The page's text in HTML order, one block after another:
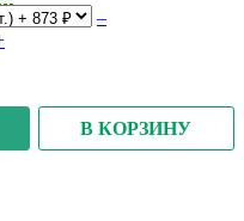
–
В КОРЗИНУ